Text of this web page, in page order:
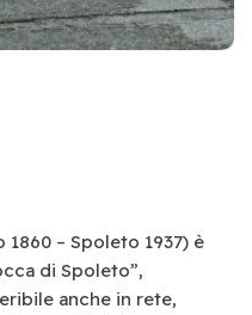
– Spoleto 1937) è
di Spoleto”,
anche in rete,